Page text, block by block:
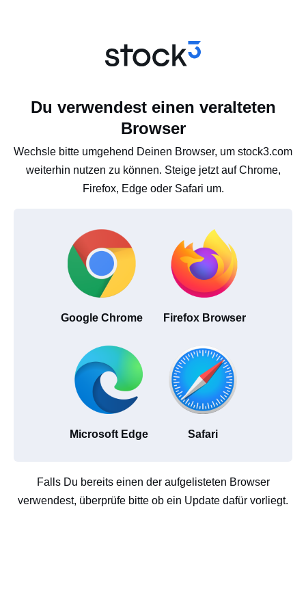
Du verwendest einen veralteten
Browser
Wechsle bitte umgehend Deinen Browser, um stock3.com
weiterhin nutzen zu können. Steige jetzt auf Chrome,
Firefox, Edge oder Safari um.
Google Chrome Firefox Browser
Microsoft Edge Safari
Falls Du bereits einen der aufgelisteten Browser
verwendest, überprüfe bitte ob ein Update dafür vorliegt.